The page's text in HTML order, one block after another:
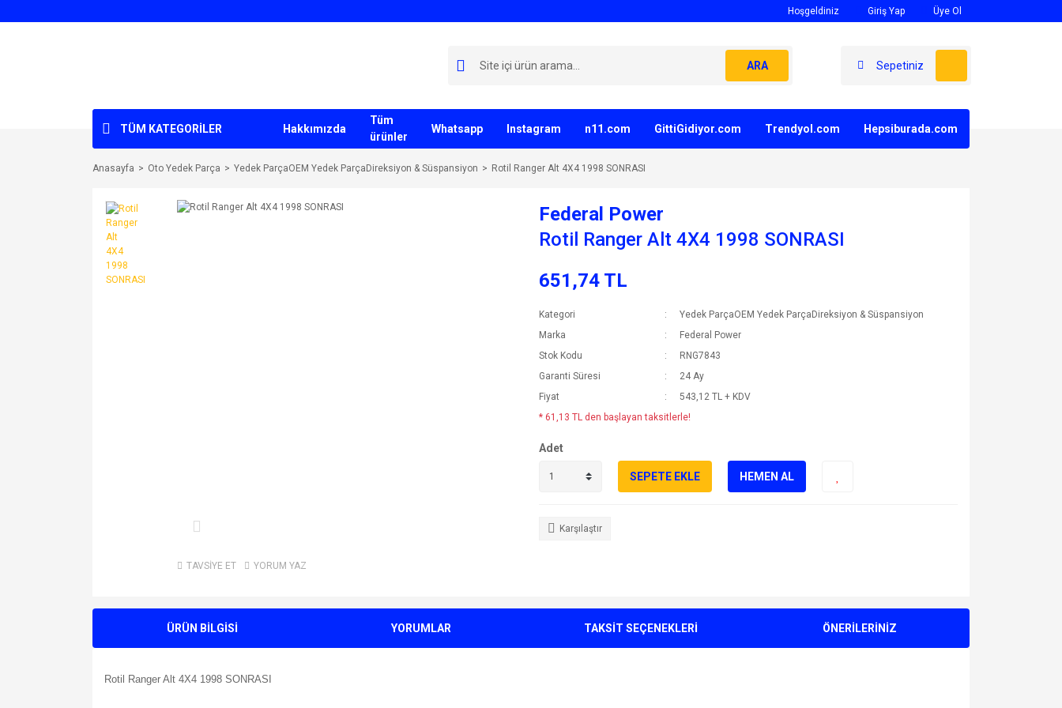
Hoşgeldiniz Giriş Yap Üye Ol
ARA Sepetiniz
TÜM KATEGORİLER Hakkımızda
Tüm
ürünler
Whatsapp Instagram n11.com GittiGidiyor.com Trendyol.com Hepsiburada.com
Anasayfa Oto Yedek Parça Yedek ParçaOEM Yedek ParçaDireksiyon & Süspansiyon Rotil Ranger Alt 4X4 1998 SONRASI
TAVSİYE ET YORUM YAZ
Federal Power
Rotil Ranger Alt 4X4 1998 SONRASI
651,74 TL
Kategori
Yedek ParçaOEM Yedek ParçaDireksiyon & Süspansiyon
Marka
Federal Power
Stok Kodu
RNG7843
Garanti Süresi
24 Ay
Fiyat
543,12 TL + KDV
* 61,13 TL den başlayan taksitlerle!
Adet
SEPETE EKLE HEMEN AL
Karşılaştır
ÜRÜN BİLGİSİ YORUMLAR TAKSİT SEÇENEKLERİ ÖNERİLERİNİZ
Rotil Ranger Alt 4X4 1998 SONRASI